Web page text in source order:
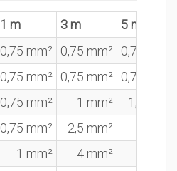
1 m 3 m
5 m
0,75 mm² 0,75 mm² 0,75 mm²
0,75 mm² 0,75 mm² 0,75 mm²
0,75 mm² 1 mm²
1,5 mm²
0,75 mm² 2,5 mm²
1 mm² 4 mm²